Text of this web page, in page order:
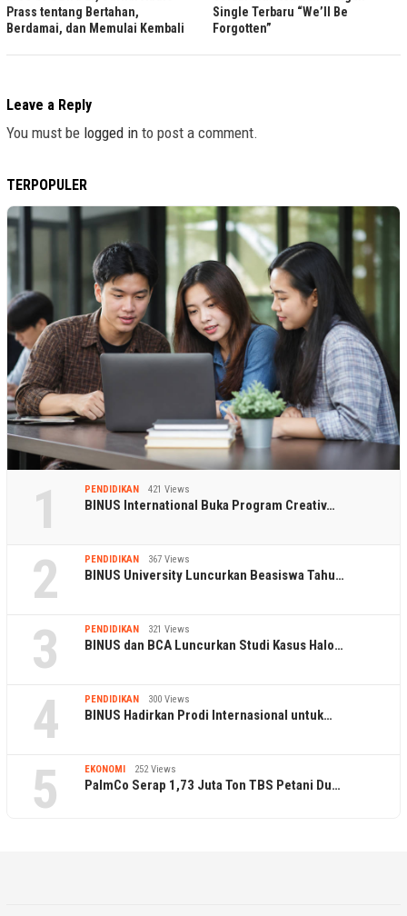
Prass tentang Bertahan,
Berdamai, dan Memulai Kembali
Single Terbaru “We’ll Be
Forgotten”
Leave a Reply
You must be logged in to post a comment.
TERPOPULER
1 PENDIDIKAN 421 Views
BINUS International Buka Program Creativ…
2 PENDIDIKAN 367 Views
BINUS University Luncurkan Beasiswa Tahu…
3 PENDIDIKAN 321 Views
BINUS dan BCA Luncurkan Studi Kasus Halo…
4 PENDIDIKAN 300 Views
BINUS Hadirkan Prodi Internasional untuk…
5 EKONOMI 252 Views
PalmCo Serap 1,73 Juta Ton TBS Petani Du…